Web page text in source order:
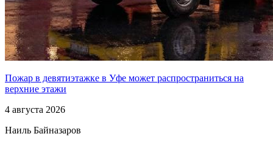
Пожар в девятиэтажке в Уфе может распространиться на
верхние этажи
4 августа 2026
Наиль Байназаров